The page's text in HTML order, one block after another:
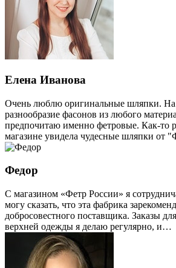
Елена Иванова
Очень люблю оригинальные шляпки.
разнообразие фасонов из любого
предпочитаю именно фетровые. Как-то
магазине увидела чудесные шляпки от
Федор
С магазином «Фетр России» я
могу сказать, что эта фабрика
добросовестного поставщика. Заказы
верхней одежды я делаю регулярно, и…